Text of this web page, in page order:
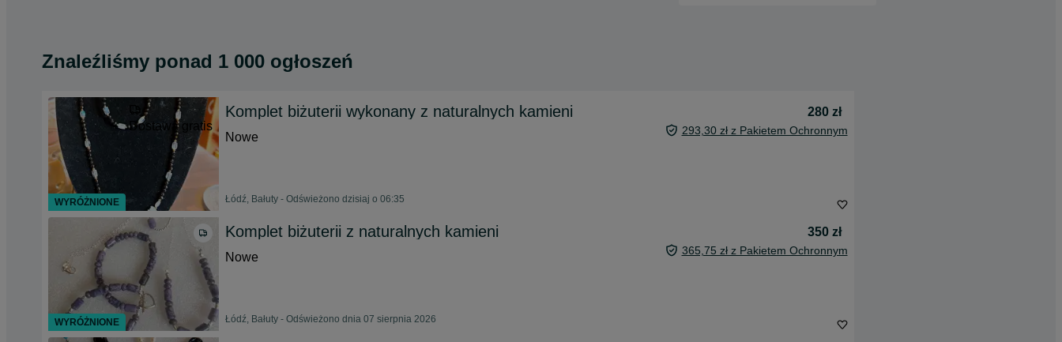
Znaleźliśmy ponad 1 000 ogłoszeń
Dostawa gratis
Komplet biżuterii wykonany z naturalnych kamieni
280 zł
Nowe
293,30 zł z Pakietem Ochronnym
Łódź, Bałuty - Odświeżono dzisiaj o 06:35
Komplet biżuterii z naturalnych kamieni
350 zł
Nowe
365,75 zł z Pakietem Ochronnym
Łódź, Bałuty - Odświeżono dnia 07 sierpnia 2026
WYRÓŻNIONE
WYRÓŻNIONE